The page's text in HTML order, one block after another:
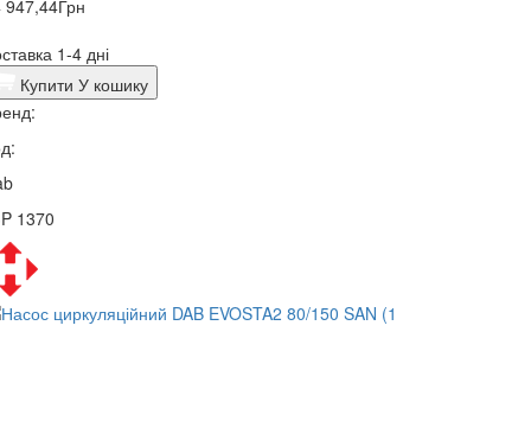
947,44Грн
1-4 дні
Купити У кошику
1370